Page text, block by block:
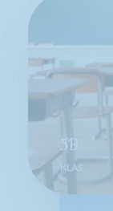
5B
KLAS